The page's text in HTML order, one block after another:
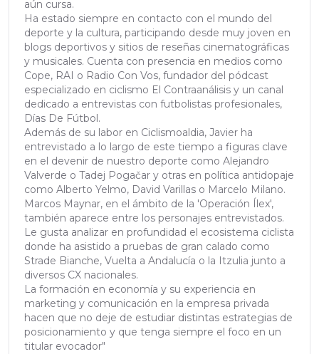
aún cursa.
Ha estado siempre en contacto con el mundo del
deporte y la cultura, participando desde muy joven en
blogs deportivos y sitios de reseñas cinematográficas
y musicales. Cuenta con presencia en medios como
Cope, RAI o Radio Con Vos, fundador del pódcast
especializado en ciclismo El Contraanálisis y un canal
dedicado a entrevistas con futbolistas profesionales,
Días De Fútbol.
Además de su labor en Ciclismoaldia, Javier ha
entrevistado a lo largo de este tiempo a figuras clave
en el devenir de nuestro deporte como Alejandro
Valverde o Tadej Pogačar y otras en política antidopaje
como Alberto Yelmo, David Varillas o Marcelo Milano.
Marcos Maynar, en el ámbito de la 'Operación Ílex',
también aparece entre los personajes entrevistados.
Le gusta analizar en profundidad el ecosistema ciclista
donde ha asistido a pruebas de gran calado como
Strade Bianche, Vuelta a Andalucía o la Itzulia junto a
diversos CX nacionales.
La formación en economía y su experiencia en
marketing y comunicación en la empresa privada
hacen que no deje de estudiar distintas estrategias de
posicionamiento y que tenga siempre el foco en un
titular evocador"